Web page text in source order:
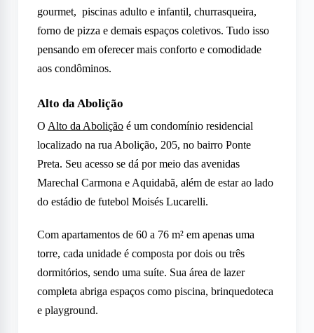
gourmet, piscinas adulto e infantil, churrasqueira,
forno de pizza e demais espaços coletivos. Tudo isso
pensando em oferecer mais conforto e comodidade
aos condôminos.
Alto da Abolição
O Alto da Abolição é um condomínio residencial
localizado na rua Abolição, 205, no bairro Ponte
Preta. Seu acesso se dá por meio das avenidas
Marechal Carmona e Aquidabã, além de estar ao lado
do estádio de futebol Moisés Lucarelli.
Com apartamentos de 60 a 76 m² em apenas uma
torre, cada unidade é composta por dois ou três
dormitórios, sendo uma suíte. Sua área de lazer
completa abriga espaços como piscina, brinquedoteca
e playground.